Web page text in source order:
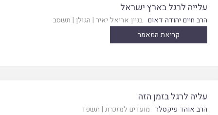
עלייה לרגל בארץ ישראל
הרב חיים יהודה דאום בניין אריאל יאיר | הגולן | תשסב
קריאת המאמר
עליה לרגל בזמן הזה
הרב אוהד פיקסלר מועדים למזכרת | תשפד